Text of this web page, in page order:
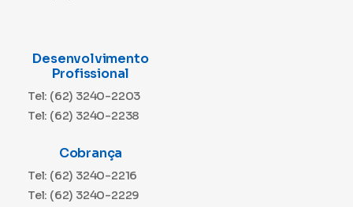
Desenvolvimento
Profissional
Tel: (62) 3240-2203
Tel: (62) 3240-2238
Cobrança
Tel: (62) 3240-2216
Tel: (62) 3240-2229